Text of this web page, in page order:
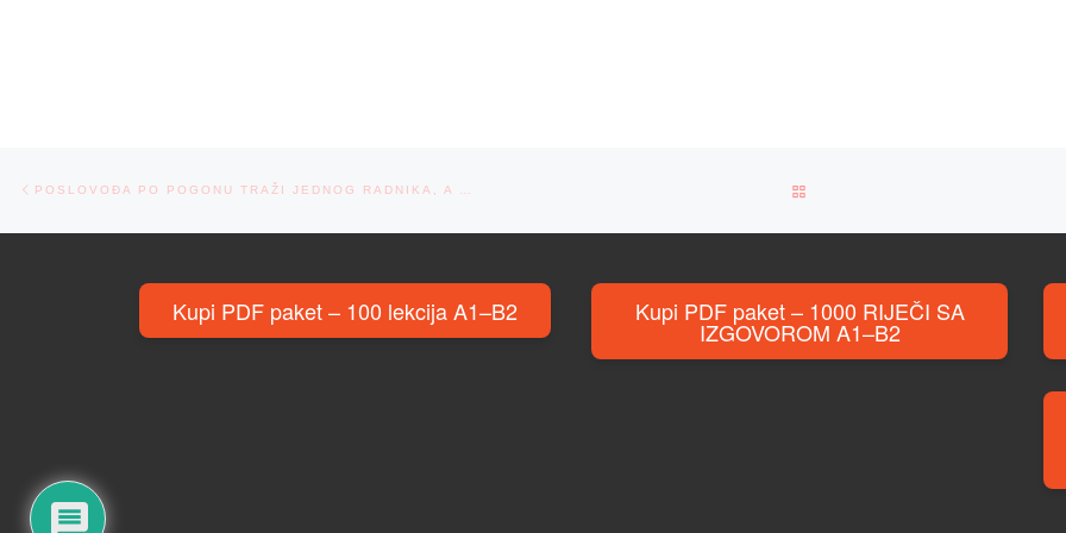
Post navigation
POSLOVOĐA PO POGONU TRAŽI JEDNOG RADNIKA, A …
Kupi PDF paket – 100 lekcija A1–B2 Kupi PDF paket – 1000 RIJEČI SA
IZGOVOROM A1–B2